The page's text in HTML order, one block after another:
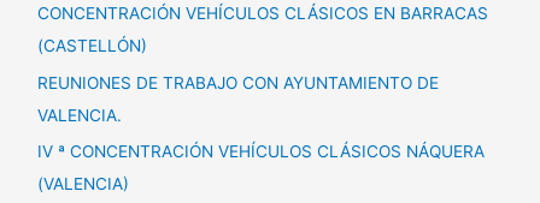
CONCENTRACIÓN VEHÍCULOS CLÁSICOS EN BARRACAS
(CASTELLÓN)
REUNIONES DE TRABAJO CON AYUNTAMIENTO DE
VALENCIA.
IV ª CONCENTRACIÓN VEHÍCULOS CLÁSICOS NÁQUERA
(VALENCIA)